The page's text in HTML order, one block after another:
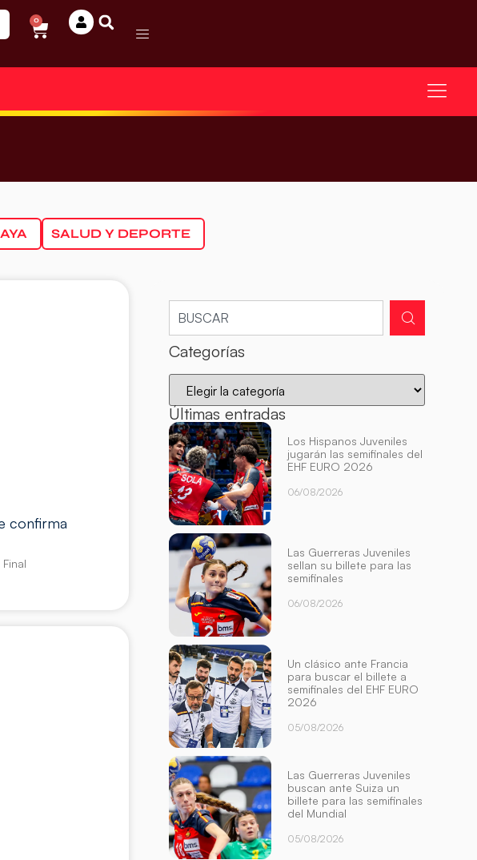
0
SALUD Y DEPORTE
confirma
Categorías
Últimas entradas
Los Hispanos Juveniles
jugarán las semifinales del
EHF EURO 2026
06/08/2026
Las Guerreras Juveniles
sellan su billete para las
semifinales
06/08/2026
Un clásico ante Francia
para buscar el billete a
semifinales del EHF EURO
2026
05/08/2026
Las Guerreras Juveniles
buscan ante Suiza un
billete para las semifinales
del Mundial
05/08/2026